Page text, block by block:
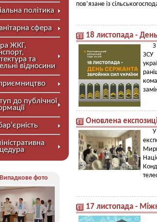
політика
сфера
ЖКГ,
та
відносини
до публічної
Випадкове фото
пов’язане із
18 листопада -
ЗСУ
Оновлена
17 листопада -